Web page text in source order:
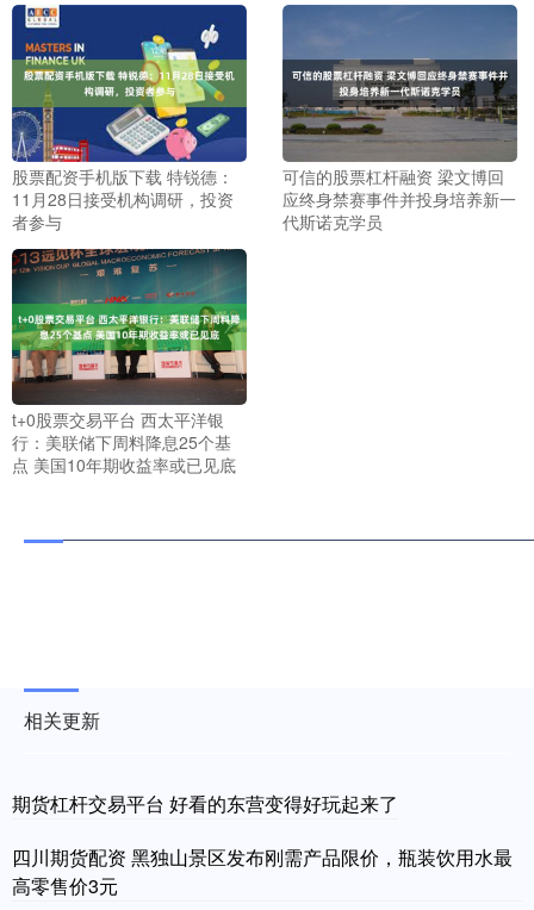
股票配资手机版下载 特锐德：
11月28日接受机构调研，投资
者参与
可信的股票杠杆融资 梁文博回
应终身禁赛事件并投身培养新一
代斯诺克学员
t+0股票交易平台 西太平洋银
行：美联储下周料降息25个基
点 美国10年期收益率或已见底
相关更新
期货杠杆交易平台 好看的东营变得好玩起来了
四川期货配资 黑独山景区发布刚需产品限价，瓶装饮用水最
高零售价3元